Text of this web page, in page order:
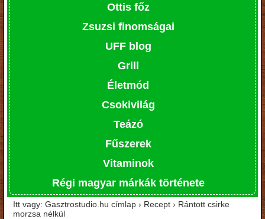
Ottis főz
Zsuzsi finomságai
UFF blog
Grill
Életmód
Csokivilág
Teázó
Fűszerek
Vitaminok
Régi magyar márkák története
Itt vagy: Gasztrostudio.hu címlap › Recept › Rántott csirke
morzsa nélkül